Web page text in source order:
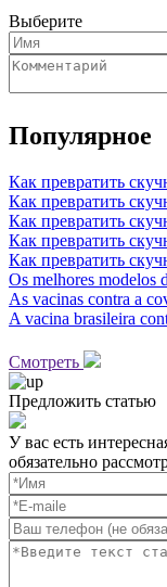
Выберите
Популярное
Как превратить
Как превратить
Как превратить
Как превратить
Как превратить
Os melhores modelos
As vacinas contra a
A vacina brasileira
Смотреть
Предложить статью
У вас есть
обязательно